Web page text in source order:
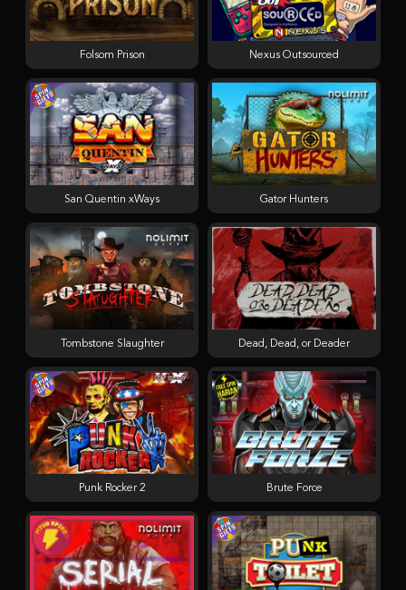
Dead, Dead, or Deader
Brute Force
Tombstone Slaughter
Punk Rocker 2
Nexus Outsourced
Gator Hunters
Folsom Prison
San Quentin xWays